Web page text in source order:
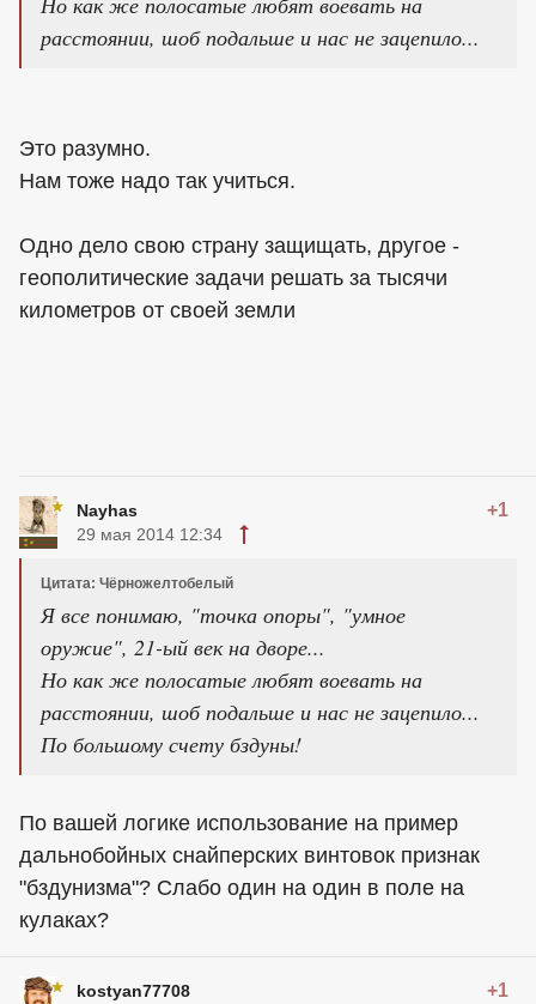
расстоянии, шоб подальше и нас не зацепило...
Это разумно.
Нам тоже надо так учиться.
Одно дело свою страну защищать, другое -
геополитические задачи решать за тысячи
километров от своей земли
Nayhas +1
29 мая 2014 12:34
Цитата: Чёрножелтобелый
Я все понимаю, "точка опоры", "умное
оружие", 21-ый век на дворе...
Но как же полосатые любят воевать на
расстоянии, шоб подальше и нас не зацепило...
По большому счету бздуны!
По вашей логике использование на пример
дальнобойных снайперских винтовок признак
"бздунизма"? Слабо один на один в поле на
кулаках?
kostyan77708 +1